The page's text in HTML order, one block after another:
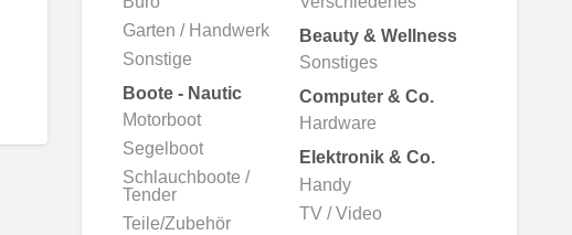
SammlungGarten / Handwerk
Sonstige
Beauty & Wellness
Sonstiges
Boote - Nautic
Motorboot
Segelboot
Schlauchboote /
Tender
Teile/Zubehör
Computer & Co.
Hardware
Elektronik & Co.
Handy
TV / Video